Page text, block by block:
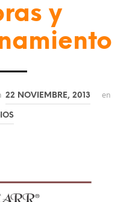
y
22 NOVIEMBRE, 2013 en